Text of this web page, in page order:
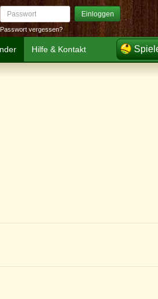
Passwort Einloggen
Passwort vergessen?
Hilfe & Kontakt